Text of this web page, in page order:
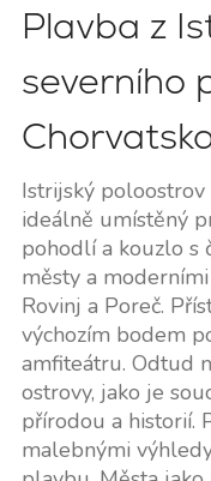
Plavba z
severního
Istrijský poloostrov
ideálně umístěný
pohodlí a kouzlo s
městy a
Rovinj a Poreč.
výchozím bodem
amfiteátru. Odtud
ostrovy, jako je
přírodou a historií.
malebnými